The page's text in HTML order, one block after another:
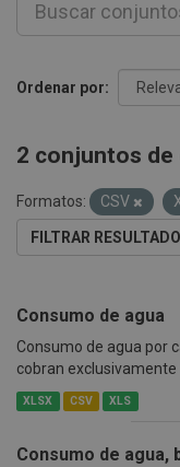
Ordenar por
2 conjuntos
Formatos: CSV
FILTRAR
Consumo de agua
Consumo de agua por
cobran exclusivamente
XLSX CSV XLS
Consumo de agua,